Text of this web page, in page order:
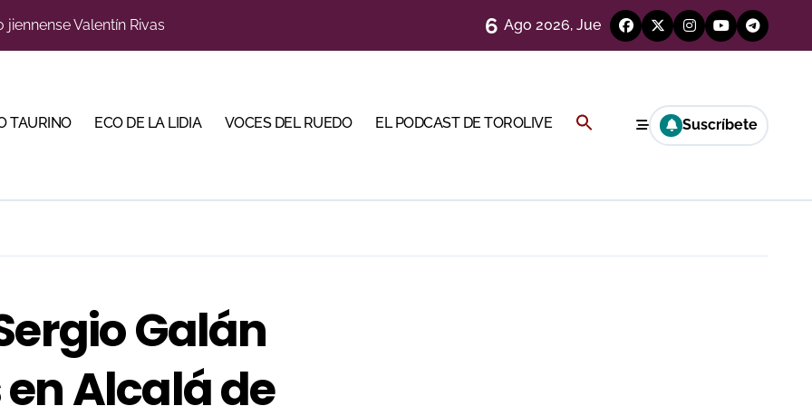
la Semana Grande Donostiarra
una campaña para reivindicar los valores del toreo más allá del ruedo
6 Ago 2026, Jue
TAURINO ECO DE LA LIDIA VOCES DEL RUEDO EL PODCAST DE TOROLIVE Buscar: Suscríbete
Galán
Alcalá de